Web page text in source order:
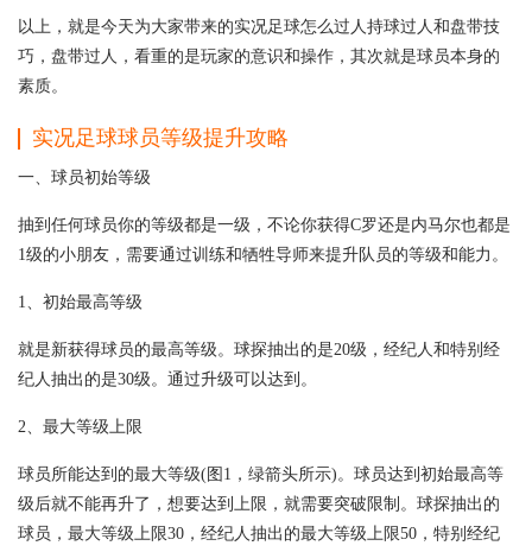
以上，就是今天为大家带来的实况足球怎么过人持球过人和盘带技
巧，盘带过人，看重的是玩家的意识和操作，其次就是球员本身的
素质。
实况足球球员等级提升攻略
一、球员初始等级
抽到任何球员你的等级都是一级，不论你获得C罗还是内马尔也都是
1级的小朋友，需要通过训练和牺牲导师来提升队员的等级和能力。
1、初始最高等级
就是新获得球员的最高等级。球探抽出的是20级，经纪人和特别经
纪人抽出的是30级。通过升级可以达到。
2、最大等级上限
球员所能达到的最大等级(图1，绿箭头所示)。球员达到初始最高等
级后就不能再升了，想要达到上限，就需要突破限制。球探抽出的
球员，最大等级上限30，经纪人抽出的最大等级上限50，特别经纪